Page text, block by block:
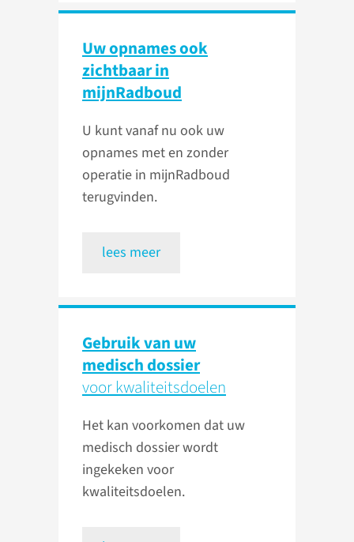
Uw opnames ook
zichtbaar in
mijnRadboud
U kunt vanaf nu ook uw
opnames met en zonder
operatie in mijnRadboud
terugvinden.
lees meer
Gebruik van uw
medisch dossier
voor kwaliteitsdoelen
Het kan voorkomen dat uw
medisch dossier wordt
ingekeken voor
kwaliteitsdoelen.